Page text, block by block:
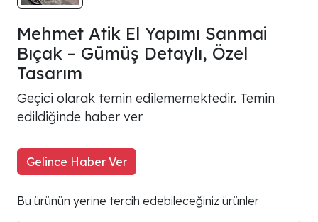
Mehmet Atik El Yapımı Sanmai
Bıçak – Gümüş Detaylı, Özel
Tasarım
Geçici olarak temin edilememektedir. Temin
edildiğinde haber ver
Gelince Haber Ver
Bu ürünün yerine tercih edebileceğiniz ürünler